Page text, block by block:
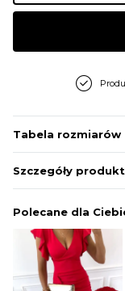
Tabela rozmiarów
Szczegóły
Polecane dla